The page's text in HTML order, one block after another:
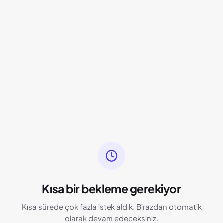
Kısa bir bekleme gerekiyor
Kısa sürede çok fazla istek aldık. Birazdan otomatik
olarak devam edeceksiniz.